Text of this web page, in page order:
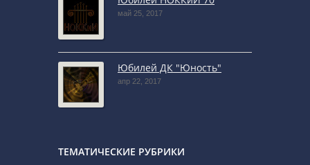
май 25, 2017
Юбилей ДК "Юность"
апр 22, 2017
ТЕМАТИЧЕСКИЕ РУБРИКИ